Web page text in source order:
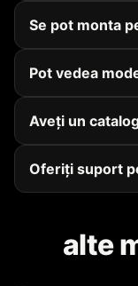
Se pot monta
Pot vedea
Aveți un
Oferiți suport
alte